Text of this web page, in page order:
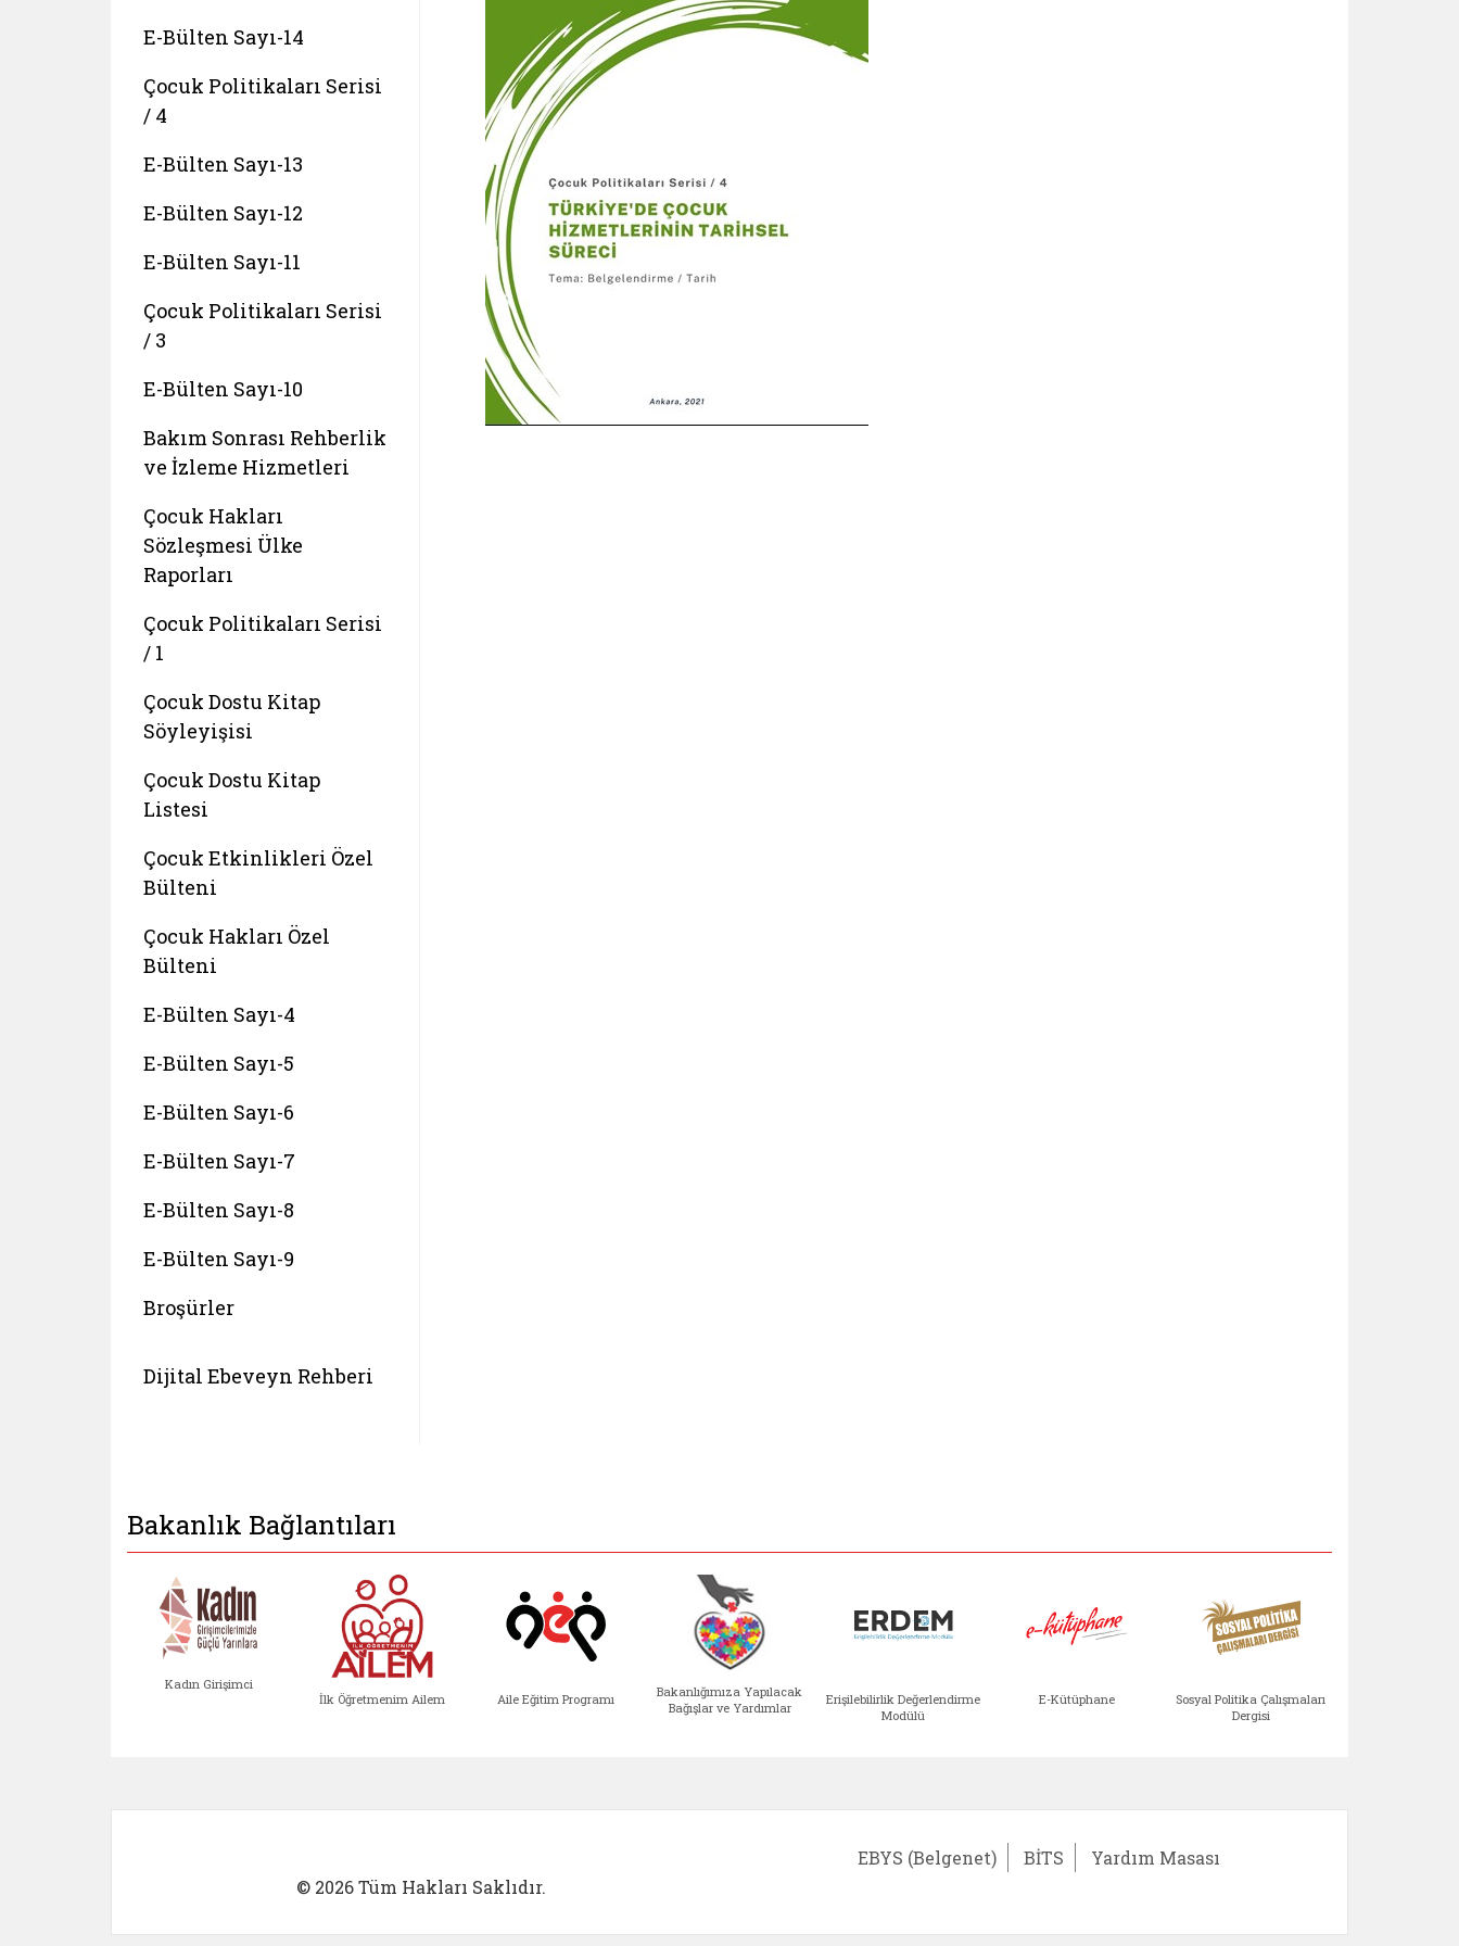
E-Bülten Sayı-14
Çocuk Politikaları Serisi
/ 4
E-Bülten Sayı-13
E-Bülten Sayı-12
E-Bülten Sayı-11
Çocuk Politikaları Serisi
/ 3
E-Bülten Sayı-10
Bakım Sonrası Rehberlik
ve İzleme Hizmetleri
Çocuk Hakları
Sözleşmesi Ülke
Raporları
Çocuk Politikaları Serisi
/ 1
Çocuk Dostu Kitap
Söyleyişisi
Çocuk Dostu Kitap
Listesi
Çocuk Etkinlikleri Özel
Bülteni
Çocuk Hakları Özel
Bülteni
E-Bülten Sayı-4
E-Bülten Sayı-5
E-Bülten Sayı-6
E-Bülten Sayı-7
E-Bülten Sayı-8
E-Bülten Sayı-9
Broşürler
Dijital Ebeveyn Rehberi
Bakanlık Bağlantıları
Kadın Girişimci
İlk Öğretmenim Ailem Aile Eğitim Programı
Bakanlığımıza Yapılacak
Bağışlar ve Yardımlar
Erişilebilirlik Değerlendirme
Modülü
E-Kütüphane
Sosyal Politika Çalışmaları
Dergisi
© 2026 Tüm Hakları Saklıdır.
EBYS (Belgenet) BİTS Yardım Masası